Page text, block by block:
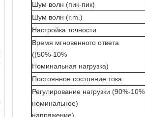
Шум волн (пик-пик)
Шум волн (r.m.)
Настройка точности
Время мгновенного ответа
((50%-10%
Номинальная нагрузка)
Постоянное состояние тока
Регулирование нагрузки (90%-10%
номинальное)
напряжение)